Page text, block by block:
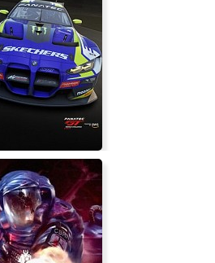
Of Emperor Yu